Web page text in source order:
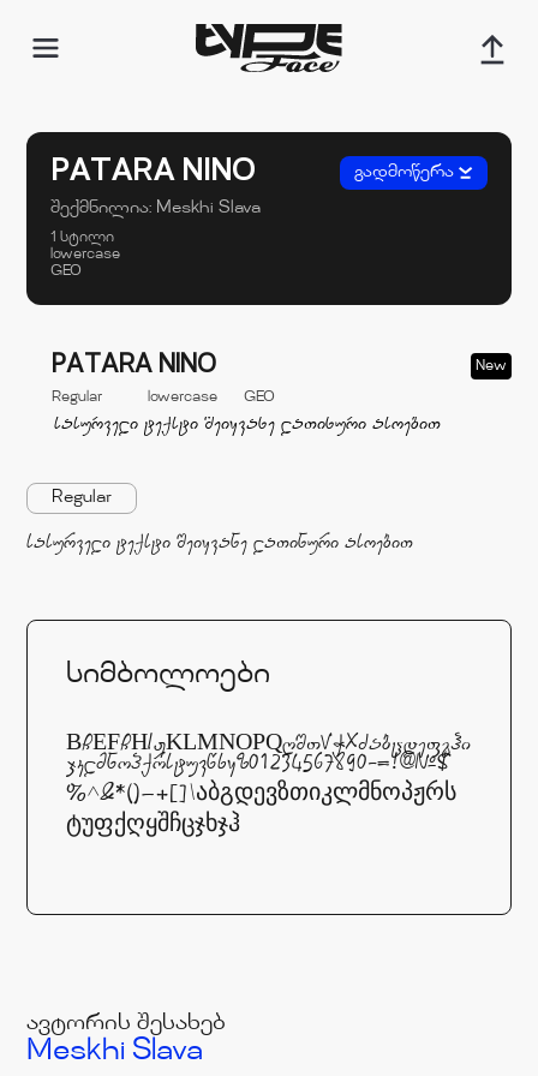
PATARA NINO
გადმოწერა
შექმნილია: Meskhi Slava
1 სტილი
lowercase
GEO
PATARA NINO New
Regular lowercase GEO
Regular
sasurveli teqsti Seiyvane laTinuri asoebiT
სიმბოლოები
ABCDEFCHIJKLMNOPQRSTYVWXYZabcdefghi
jklmnopqrstuvwxyz01234567890-=!@#$
%^&*()_+[]\აბგდევზთიკლმნოპჟრს
ტუფქღყშჩცჯხჯჰ
ავტორის შესახებ
Meskhi Slava